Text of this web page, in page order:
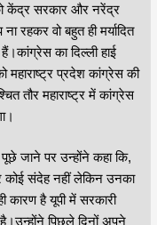
केंद्र सरकार और नरेंद्र
रहकर वो बहुत ही मर्यादित
का दिल्ली हाई
प्रदेश कांग्रेस की
तौर महाराष्ट्र में कांग्रेस
जाने पर उन्होंने कहा कि,
कोई संदेह नहीं लेकिन उनका
कारण है यूपी में सरकारी
पिछले दिनों अपने